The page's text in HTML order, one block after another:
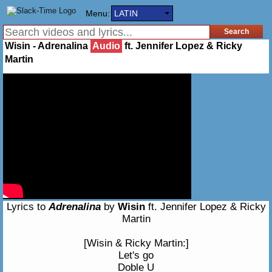
Menu: LATIN
Wisin - Adrenalina Audio ft. Jennifer Lopez & Ricky
Martin
Lyrics toAdrenalinaby Wisinft. Jennifer Lopez & Ricky
Martin
[Wisin & Ricky Martin:]
Let's go
Doble U